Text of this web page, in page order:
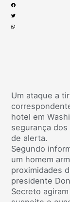
Um ataque a
hotel em
segurança
de alerta.
Segundo
um homem
proximidades
presidente
Secreto